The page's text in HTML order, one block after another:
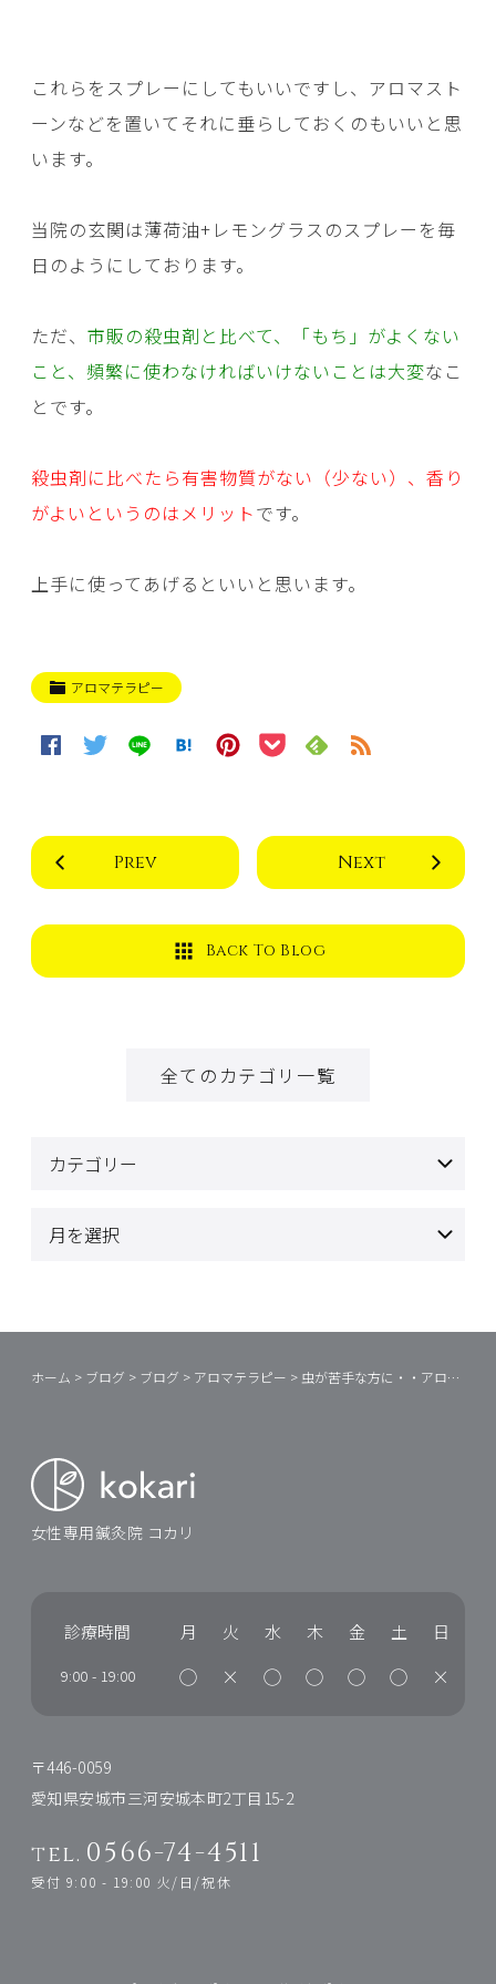
これらをスプレーにしてもいいですし、アロマスト
ーンなどを置いてそれに垂らしておくのもいいと思
います。
当院の玄関は薄荷油+レモングラスのスプレーを毎
日のようにしております。
ただ、 市販の殺虫剤と比べて、「もち」がよくない
こと、頻繁に使わなければいけないことは大変なこ
とです。
殺虫剤に比べたら有害物質がない（少ない）、香り
がよいというのはメリットです。
上手に使ってあげるといいと思います。
アロマテラピー
Prev Next
Back To Blog
全てのカテゴリ一覧
ホーム > ブログ > ブログ > アロマテラピー > 虫が苦手な方に・・アロマで虫対策
女性専用鍼灸院 コカリ
診療時間 月 火 水 木 金 土 日
9:00 - 19:00 ◯ × ◯ ◯ ◯ ◯ ×
〒446-0059
愛知県安城市三河安城本町2丁目15-2
tel. 0566-74-4511
受付 9:00 - 19:00 火/日/祝休